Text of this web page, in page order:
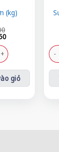
(kg)
lượng
giỏ
là:
tại
là: